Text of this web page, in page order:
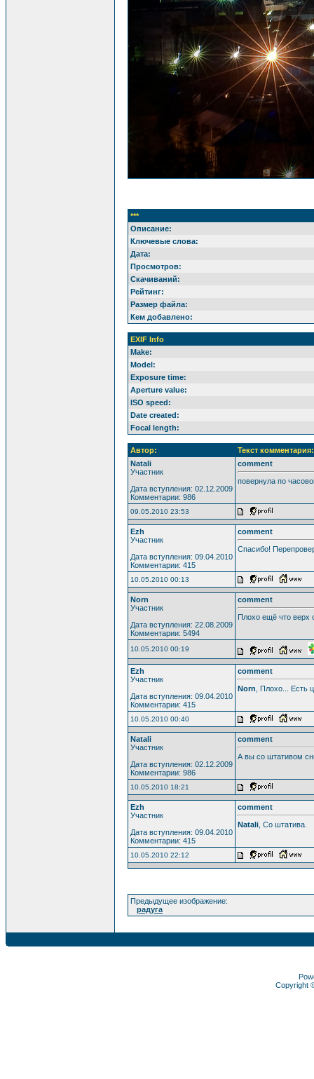
***
Описание:
Ключевые слова:
Дата:
Просмотров:
Скачиваний:
Рейтинг:
Размер файла:
Кем добавлено:
EXIF Info
Make:
Model:
Exposure time:
Aperture value:
ISO speed:
Date created:
Focal length:
Автор:
Текст комментария:
Natali
Участник
Дата вступления: 02.12.2009
Комментарии: 986
comment
повернула по
09.05.2010 23:53
Ezh
Участник
Дата вступления: 09.04.2010
Комментарии: 415
comment
Спасибо!
10.05.2010 00:13
Norn
Участник
Дата вступления: 22.08.2009
Комментарии: 5494
comment
Плохо ещё что верх
10.05.2010 00:19
Ezh
Участник
Дата вступления: 09.04.2010
Комментарии: 415
comment
Norn , Плохо... Есть
10.05.2010 00:40
Natali
Участник
Дата вступления: 02.12.2009
Комментарии: 986
comment
А вы со штативом
10.05.2010 18:21
Ezh
Участник
Дата вступления: 09.04.2010
Комментарии: 415
comment
Natali , Со штатива.
10.05.2010 22:12
Предыдущее изображение:
радуга
Copyright